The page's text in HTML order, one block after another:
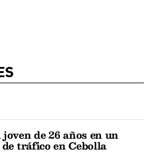
de 26 años en un
tráfico en Cebolla